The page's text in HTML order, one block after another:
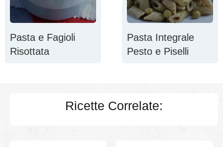
Pasta e Fagioli
Risottata
Pasta Integrale
Pesto e Piselli
Ricette Correlate: